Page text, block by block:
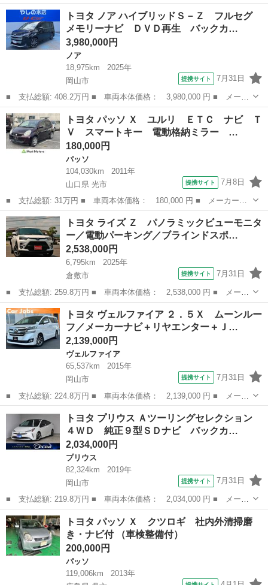
ー名： トヨタ ■ 車種名： アクア ■ グレード名： Ｓスタイル
ブラック メモリーナビ ミュージックプレイヤー接続可 バックカ
メラ 衝...
岡山 岡山市 アクア
トヨタ ノア ハイブリッドＳ－Ｚ フルセグ
メモリーナビ ＤＶＤ再生 バックカ…
3,980,000円
ノア
18,975km
2025年
岡山市
提携サイト 7月31日
■ 支払総額: 408.2万円 ■ 車両本体価格： 3,980,000 円 ■ メーカ
ー名： トヨタ ■ 車種名： ノア ■ グレード名： ハイブリッド
Ｓ－Ｚ フルセグ メモリーナビ ＤＶＤ再生 バックカメラ 衝突
被害軽減...
岡山 岡山市 ノア
トヨタ パッソ Ｘ ユルリ ＥＴＣ ナビ Ｔ
Ｖ スマートキー 電動格納ミラー …
180,000円
パッソ
104,030km
2011年
山口県 光市
提携サイト 7月8日
■ 支払総額: 31万円 ■ 車両本体価格： 180,000 円 ■ メーカー
名： トヨタ ■ 車種名： パッソ ■ グレード名： Ｘ ユルリ
ＥＴＣ ナビ ＴＶ スマートキー 電動格納ミラー ＣＶＴ 盗難
防止システム 衝...
山口 光市 パッソ
トヨタ ライズ Ｚ パノラミックビューモニタ
ー／電動パーキング／ブラインドスポ…
2,538,000円
6,795km
2025年
倉敷市
提携サイト 7月31日
■ 支払総額: 259.8万円 ■ 車両本体価格： 2,538,000 円 ■ メーカ
ー名： トヨタ ■ 車種名： ライズ ■ グレード名： Ｚ パノラ
ミックビューモニター／電動パーキング／ブラインドスポットモニタ
ー／ドラ...
岡山 倉敷市 トヨタ
トヨタ ヴェルファイア ２．５Ｘ ムーンルー
フ／メーカーナビ＋リヤエンター＋Ｊ…
2,139,000円
ヴェルファイア
65,537km
2015年
岡山市
提携サイト 7月31日
■ 支払総額: 224.8万円 ■ 車両本体価格： 2,139,000 円 ■ メーカ
ー名： トヨタ ■ 車種名： ヴェルファイア ■ グレード名：
２．５Ｘ ムーンルーフ／メーカーナビ＋リヤエンター＋ＪＢＬプレ
ミアムサウ...
岡山 岡山市 ヴェルファイア
トヨタ プリウス Ａツーリングセレクション
４ＷＤ 純正９型ＳＤナビ バックカ…
2,034,000円
プリウス
82,324km
2019年
岡山市
提携サイト 7月31日
■ 支払総額: 219.8万円 ■ 車両本体価格： 2,034,000 円 ■ メーカ
ー名： トヨタ ■ 車種名： プリウス ■ グレード名： Ａツーリ
ングセレクション ４ＷＤ 純正９型ＳＤナビ バックカメラ セー
フティセ...
岡山 岡山市 プリウス
トヨタ パッソ Ｘ クツロギ 社内外清掃磨
き・ナビ付 （車検整備付）
200,000円
パッソ
119,006km
2013年